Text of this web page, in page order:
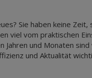
Sie haben keine Zeit,
viel vom praktischen
und Monaten
und Aktualität